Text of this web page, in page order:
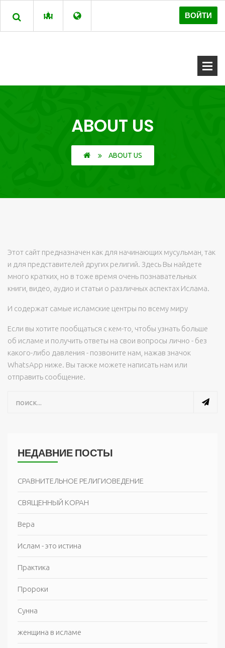
ВОЙТИ
ABOUT US
ABOUT US
Этот сайт предназначен как для начинающих мусульман, так
и для представителей других религий. Здесь Вы найдете
много кратких, но в тоже время очень познавательных
книги, видео, аудио и статьи о различных аспектах Ислама.
И содержат самые исламские центры по всему миру
Если вы хотите пообщаться с кем-то, чтобы узнать больше
об исламе и получить ответы на свои вопросы лично - без
какого-либо давления - позвоните нам, нажав значок
WhatsApp ниже. Вы также можете написать нам или
отправить сообщение.
НЕДАВНИЕ ПОСТЫ
СРАВНИТЕЛЬНОЕ РЕЛИГИОВЕДЕНИЕ
СВЯЩЕННЫЙ КОРАН
Вера
Ислам - это истина
Практика
Пророки
Сунна
женщина в исламе